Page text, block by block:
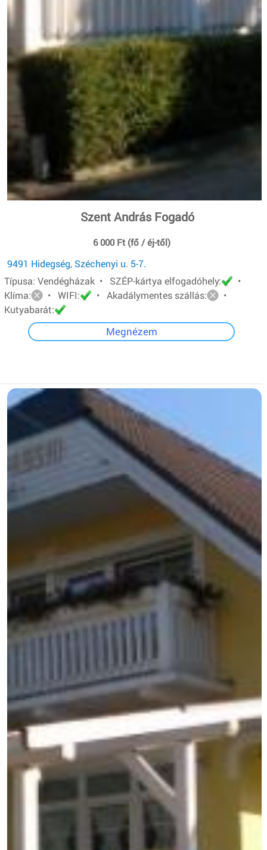
Szent András Fogadó
6 000 Ft (fő / éj-től)
9491 Hidegség, Széchenyi u. 5-7.
Típusa: Vendégházak • SZÉP-kártya elfogadóhely:
•
Klíma:
• WIFI: • Akadálymentes szállás:
•
Kutyabarát:
Megnézem